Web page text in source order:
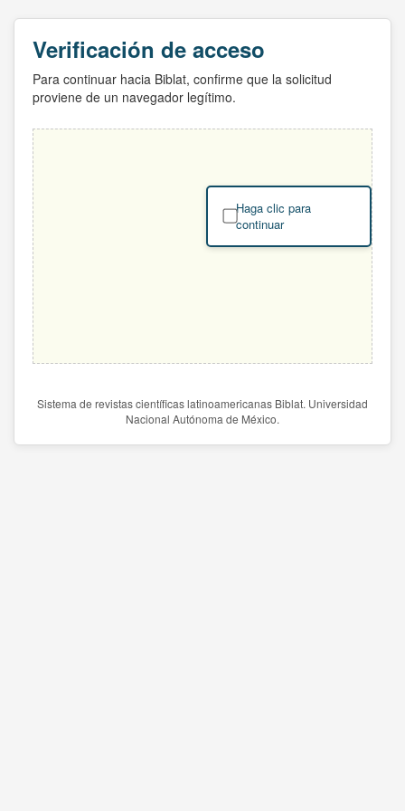
Verificación de acceso
Para continuar hacia Biblat, confirme que la solicitud
proviene de un navegador legítimo.
Haga clic para
continuar
Sistema de revistas científicas latinoamericanas Biblat. Universidad
Nacional Autónoma de México.